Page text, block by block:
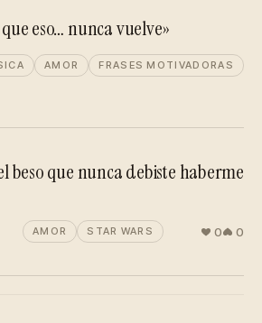
eso… nunca vuelve»
AMOR FRASES MOTIVADORAS
beso que nunca debiste haberme
AMOR STAR WARS 0 0